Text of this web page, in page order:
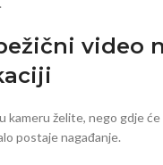
video
kameru želite, nego gdje
postaje nagađanje.